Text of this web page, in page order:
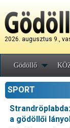
2026. augusztus 9.,
Gödöllő
SPORT
a gödöllői